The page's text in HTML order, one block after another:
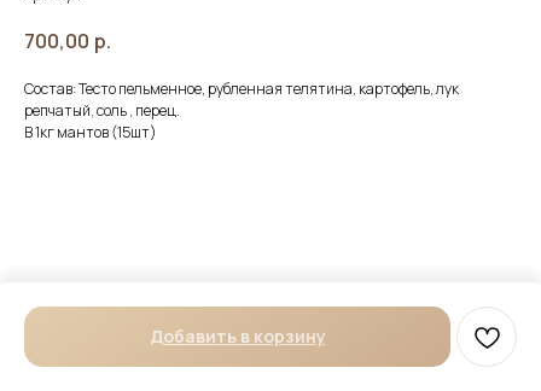
700,00 р.
Добавить в корзину
Состав: Тесто пельменное, рубленная телятина, картофель, лук
репчатый, соль , перец.
В 1кг мантов (15шт)